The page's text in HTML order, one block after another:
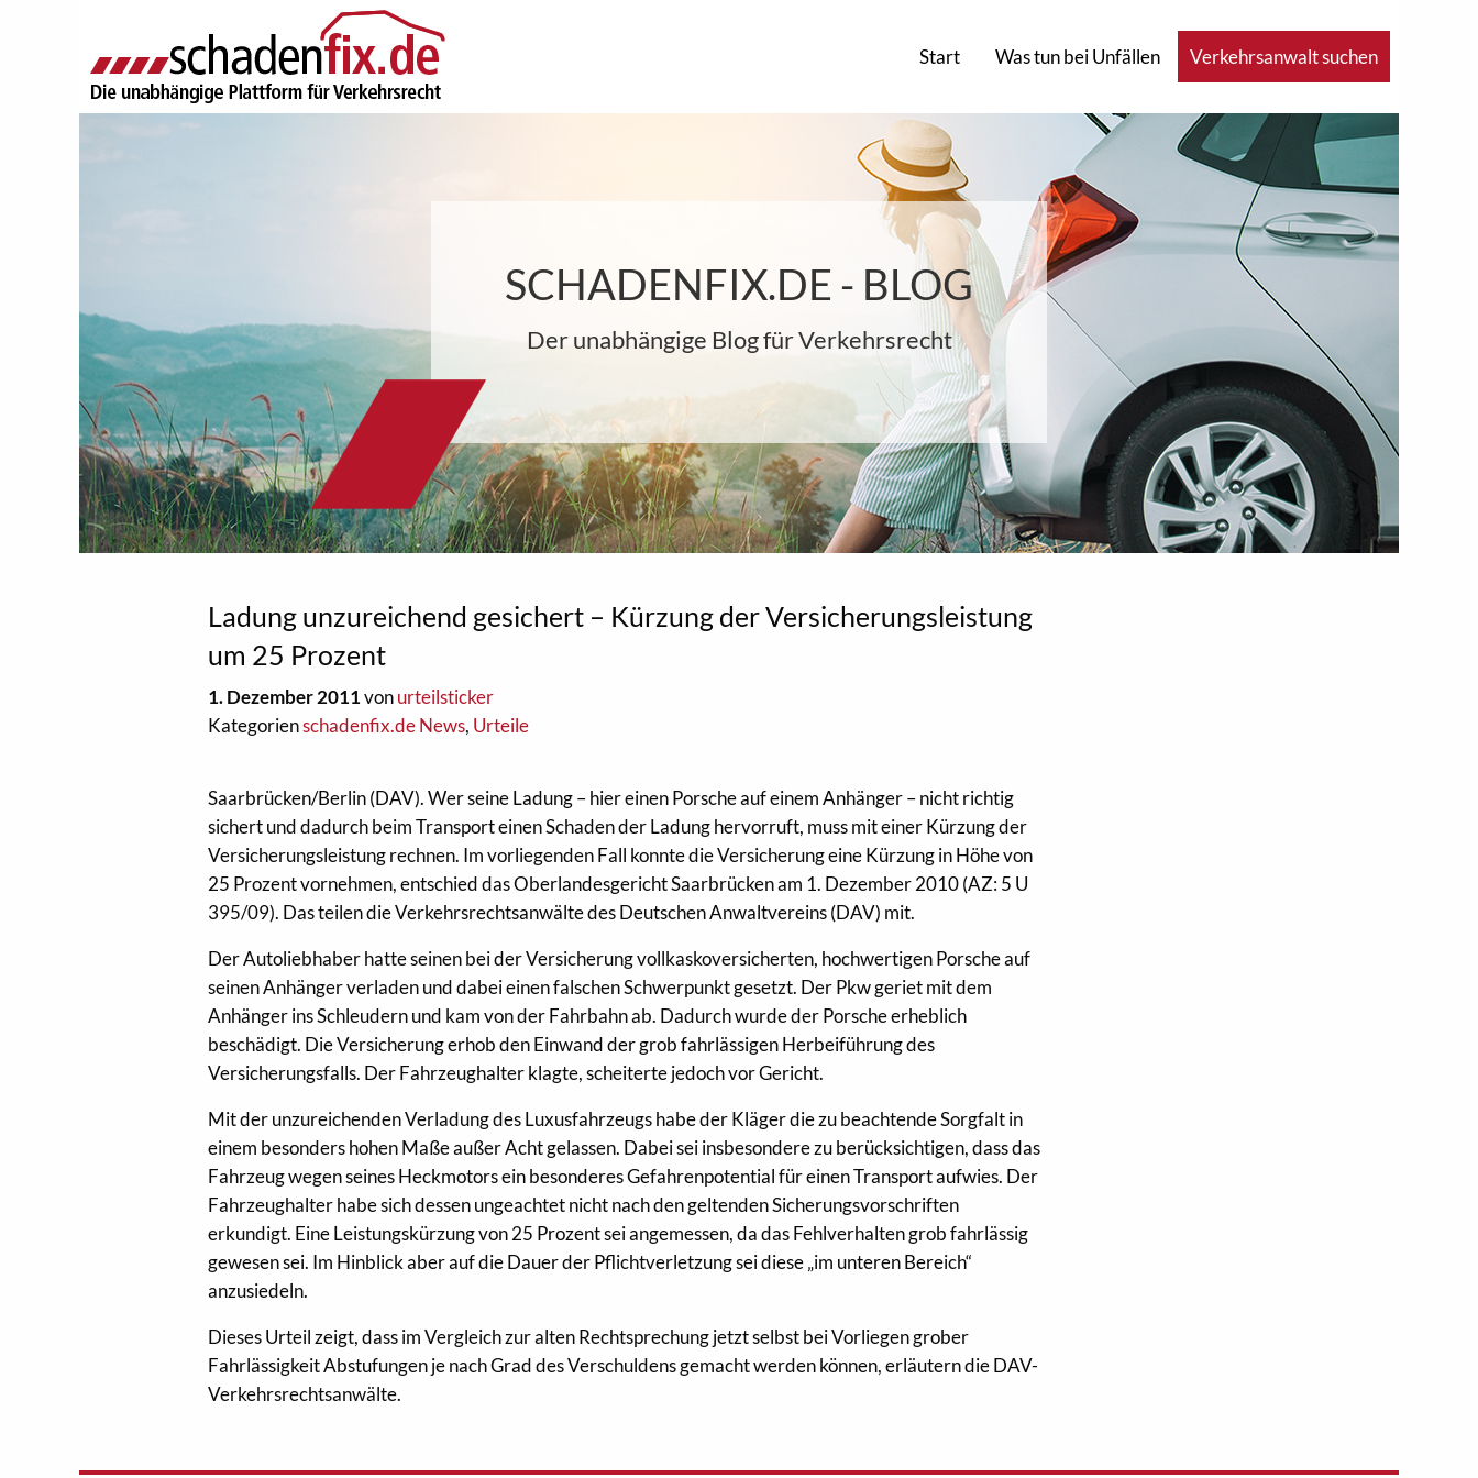
Start Was tun bei Unfällen Verkehrsanwalt suchen
SCHADENFIX.DE - BLOG
Der unabhängige Blog für Verkehrsrecht
Ladung unzureichend gesichert – Kürzung der Versicherungsleistung
um 25 Prozent
1. Dezember 2011vonurteilsticker
Kategorienschadenfix.de News, Urteile
Saarbrücken/Berlin (DAV). Wer seine Ladung – hier einen Porsche auf einem Anhänger – nicht richtig
sichert und dadurch beim Transport einen Schaden der Ladung hervorruft, muss mit einer Kürzung der
Versicherungsleistung rechnen. Im vorliegenden Fall konnte die Versicherung eine Kürzung in Höhe von
25 Prozent vornehmen, entschied das Oberlandesgericht Saarbrücken am 1. Dezember 2010 (AZ: 5 U
395/09). Das teilen die Verkehrsrechtsanwälte des Deutschen Anwaltvereins (DAV) mit.
Der Autoliebhaber hatte seinen bei der Versicherung vollkaskoversicherten, hochwertigen Porsche auf
seinen Anhänger verladen und dabei einen falschen Schwerpunkt gesetzt. Der Pkw geriet mit dem
Anhänger ins Schleudern und kam von der Fahrbahn ab. Dadurch wurde der Porsche erheblich
beschädigt. Die Versicherung erhob den Einwand der grob fahrlässigen Herbeiführung des
Versicherungsfalls. Der Fahrzeughalter klagte, scheiterte jedoch vor Gericht.
Mit der unzureichenden Verladung des Luxusfahrzeugs habe der Kläger die zu beachtende Sorgfalt in
einem besonders hohen Maße außer Acht gelassen. Dabei sei insbesondere zu berücksichtigen, dass das
Fahrzeug wegen seines Heckmotors ein besonderes Gefahrenpotential für einen Transport aufwies. Der
Fahrzeughalter habe sich dessen ungeachtet nicht nach den geltenden Sicherungsvorschriften
erkundigt. Eine Leistungskürzung von 25 Prozent sei angemessen, da das Fehlverhalten grob fahrlässig
gewesen sei. Im Hinblick aber auf die Dauer der Pflichtverletzung sei diese „im unteren Bereich“
anzusiedeln.
Dieses Urteil zeigt, dass im Vergleich zur alten Rechtsprechung jetzt selbst bei Vorliegen grober
Fahrlässigkeit Abstufungen je nach Grad des Verschuldens gemacht werden können, erläutern die DAV-
Verkehrsrechtsanwälte.